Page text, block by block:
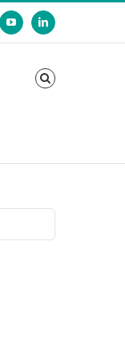
YouTubeLinkedIn